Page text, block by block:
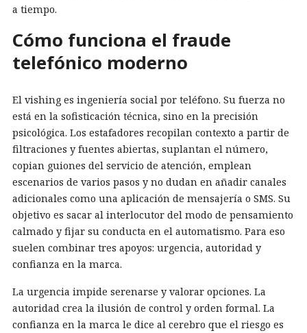
a tiempo.
Cómo funciona el fraude
telefónico moderno
El vishing es ingeniería social por teléfono. Su fuerza no
está en la sofisticación técnica, sino en la precisión
psicológica. Los estafadores recopilan contexto a partir de
filtraciones y fuentes abiertas, suplantan el número,
copian guiones del servicio de atención, emplean
escenarios de varios pasos y no dudan en añadir canales
adicionales como una aplicación de mensajería o SMS. Su
objetivo es sacar al interlocutor del modo de pensamiento
calmado y fijar su conducta en el automatismo. Para eso
suelen combinar tres apoyos: urgencia, autoridad y
confianza en la marca.
La urgencia impide serenarse y valorar opciones. La
autoridad crea la ilusión de control y orden formal. La
confianza en la marca le dice al cerebro que el riesgo es